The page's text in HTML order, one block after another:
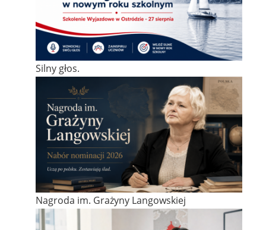
Silny głos.
Nagroda im. Grażyny Langowskiej